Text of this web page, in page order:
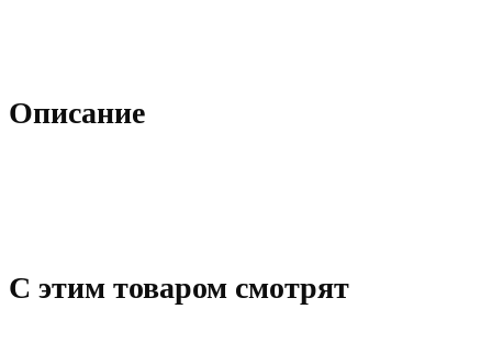
Описание
C этим товаром смотрят